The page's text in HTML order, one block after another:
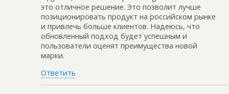
это отличное решение. Это позволит лучше
позиционировать продукт на российском рынке
и привлечь больше клиентов. Надеюсь, что
обновленный подход будет успешным и
пользователи оценят преимущества новой
марки.
Ответить